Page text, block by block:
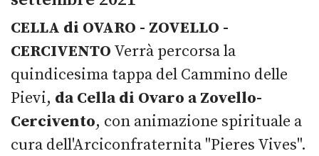
CELLA di OVARO - ZOVELLO -
CERCIVENTO Verrà percorsa la
quindicesima tappa del Cammino delle
Pievi, da Cella di Ovaro a Zovello-
Cercivento, con animazione spirituale a
cura dell'Arciconfraternita "Pieres Vives".